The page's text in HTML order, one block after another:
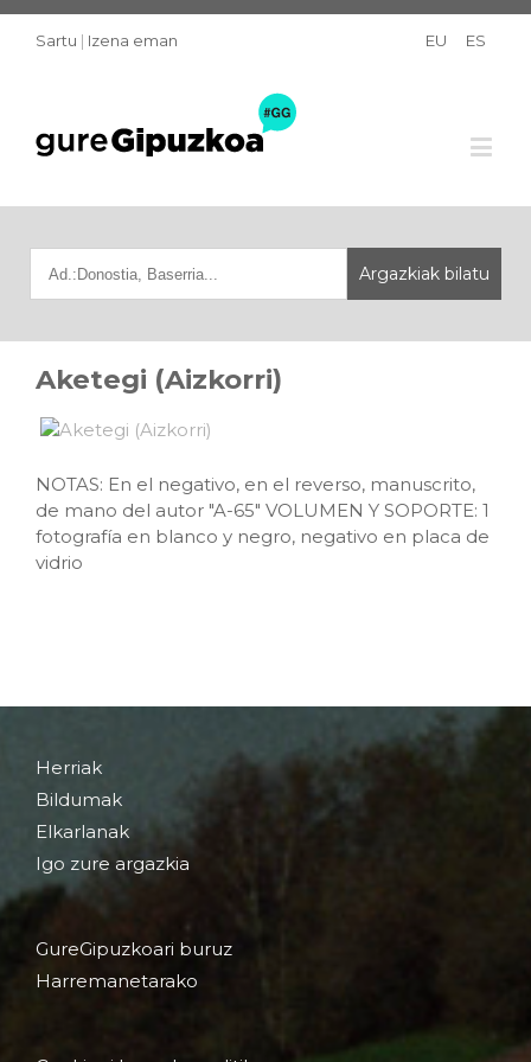
Sartu | Izena eman EU ES
Aketegi (Aizkorri)
NOTAS: En el negativo, en el reverso, manuscrito,
de mano del autor "A-65" VOLUMEN Y SOPORTE: 1
fotografía en blanco y negro, negativo en placa de
vidrio
Herriak
Bildumak
Elkarlanak
Igo zure argazkia
GureGipuzkoari buruz
Harremanetarako